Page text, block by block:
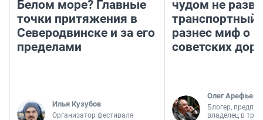
Белом море? Главные
точки притяжения в
Северодвинске и за его
пределами
Илья Кузубов
Организатор фестиваля
чудом не
транспортный
разнес миф о
советских
Олег Арефьев
Блогер,
владелец в